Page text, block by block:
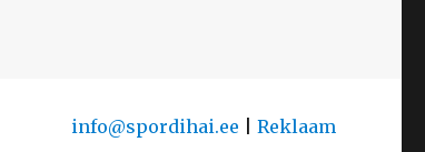
info@spordihai.ee Reklaam